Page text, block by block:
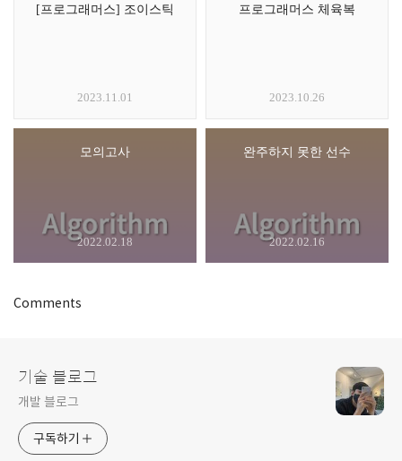
[프로그래머스] 조이스틱
2023.11.01
프로그래머스 체육복
2023.10.26
모의고사
2022.02.18
완주하지 못한 선수
2022.02.16
Comments
기술 블로그
개발 블로그
구독하기